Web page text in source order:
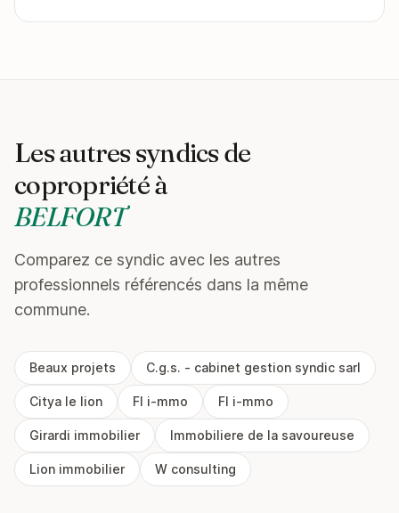
Les autres syndics de
copropriété à
BELFORT
Comparez ce syndic avec les autres
professionnels référencés dans la même
commune.
Beaux projets C.g.s. - cabinet gestion syndic sarl
Citya le lion Fl i-mmo Fl i-mmo
Girardi immobilier Immobiliere de la savoureuse
Lion immobilier W consulting